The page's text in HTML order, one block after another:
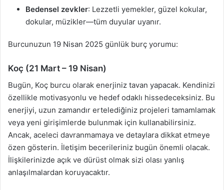
Bedensel zevkler: Lezzetli yemekler, güzel kokular,
dokular, müzikler—tüm duyular uyanır.
Burcunuzun 19 Nisan 2025 günlük burç yorumu:
Koç (21 Mart – 19 Nisan)
Bugün, Koç burcu olarak enerjiniz tavan yapacak. Kendinizi
özellikle motivasyonlu ve hedef odaklı hissedeceksiniz. Bu
enerjiyi, uzun zamandır ertelediğiniz projeleri tamamlamak
veya yeni girişimlerde bulunmak için kullanabilirsiniz.
Ancak, aceleci davranmamaya ve detaylara dikkat etmeye
özen gösterin. İletişim becerileriniz bugün önemli olacak.
İlişkilerinizde açık ve dürüst olmak sizi olası yanlış
anlaşılmalardan koruyacaktır.